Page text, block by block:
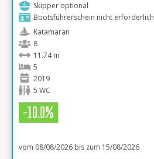
Skipper optional
Bootsführerschein nicht erforderlich
Katamaran
8
11.74 m
5
2019
5 WC
-10.0%
vom 08/08/2026 bis zum 15/08/2026